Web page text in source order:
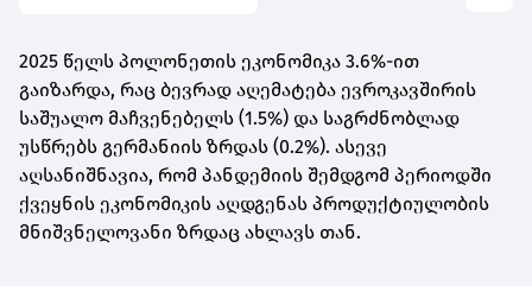
2025 წელს პოლონეთის ეკონომიკა 3.6%-ით
გაიზარდა, რაც ბევრად აღემატება ევროკავშირის
საშუალო მაჩვენებელს (1.5%) და საგრძნობლად
უსწრებს გერმანიის ზრდას (0.2%). ასევე
აღსანიშნავია, რომ პანდემიის შემდგომ პერიოდში
ქვეყნის ეკონომიკის აღდგენას პროდუქტიულობის
მნიშვნელოვანი ზრდაც ახლავს თან.